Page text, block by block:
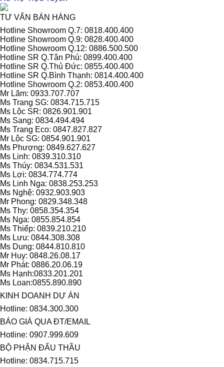
TƯ VẤN BÁN HÀNG
Hotline Showroom Q.7: 0818.400.400
Hotline Showroom Q.9: 0828.400.400
Hotline Showroom Q.12: 0886.500.500
Hotline SR Q.Tân Phú: 0899.400.400
Hotline SR Q.Thủ Đức: 0855.400.400
Hotline SR Q.Bình Thạnh: 0814.400.400
Hotline Showroom Q.2: 0853.400.400
Mr Lãm: 0933.707.707
Ms Trang SG: 0834.715.715
Ms Lộc SR: 0826.901.901
Ms Sang: 0834.494.494
Ms Trang Eco: 0847.827.827
Mr Lộc SG: 0854.901.901
Ms Phượng: 0849.627.627
Ms Linh: 0839.310.310
Ms Thúy: 0834.531.531
Ms Lợi: 0834.774.774
Ms Linh Nga: 0838.253.253
Ms Nghệ: 0932.903.903
Mr Phong: 0829.348.348
Ms Thy: 0858.354.354
Ms Nga: 0855.854.854
Ms Thiếp: 0839.210.210
Ms Lưu: 0844.308.308
Ms Dung: 0844.810.810
Mr Huy: 0848.26.08.17
Mr Phát: 0886.20.06.19
Ms Hạnh:0833.201.201
Ms Loan:0855.890.890
KINH DOANH DỰ ÁN
Hotline: 0834.300.300
BÁO GIÁ QUA ĐT/EMAIL
Hotline: 0907.999.609
BỘ PHẬN ĐẤU THẦU
Hotline: 0834.715.715